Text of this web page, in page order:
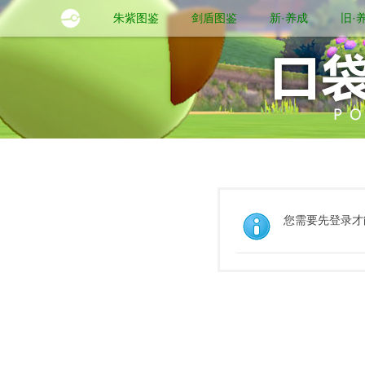
朱紫图鉴 剑盾图鉴 新·养成 旧·
您需要先登录